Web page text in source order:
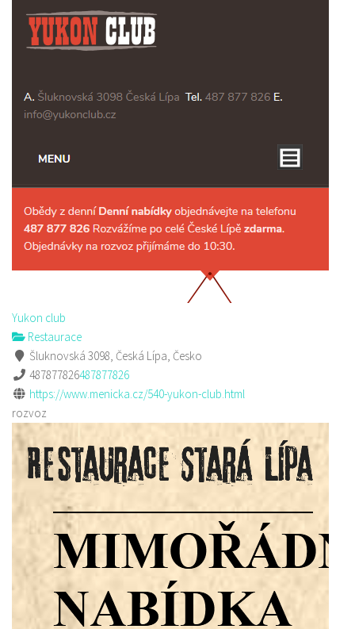
Yukon club
Restaurace
Šluknovská 3098, Česká Lípa, Česko
487877826487877826
https://www.menicka.cz/540-yukon-club.html
rozvoz